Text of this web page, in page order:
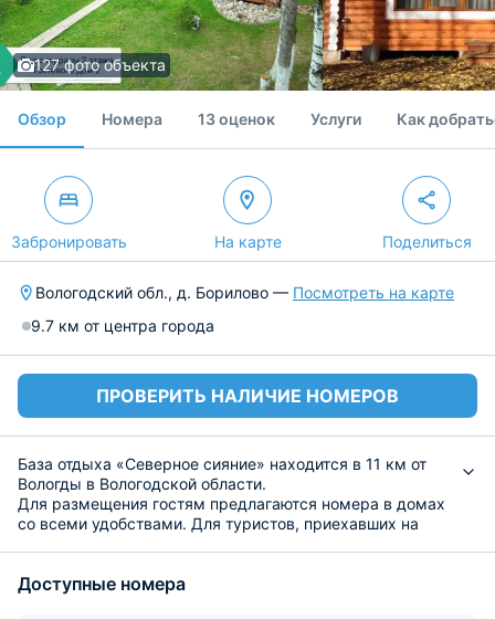
127 фото объекта
Обзор Номера 13 оценок Услуги Как
Забронировать На карте Поделиться
Вологодский обл., д. Борилово — Посмотреть на карте
9.7 км от центра города
ПРОВЕРИТЬ НАЛИЧИЕ НОМЕРОВ
База отдыха «Северное сияние» находится в 11 км от
Вологды в Вологодской области.
Для размещения гостям предлагаются номера в домах
со всеми удобствами. Для туристов, приехавших на
взрослым и детям. Для постояльцев предлагается
Доступные номера